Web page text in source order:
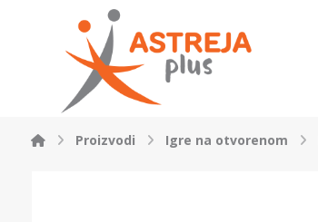
Proizvodi Igre na otvorenom